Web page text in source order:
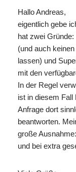
Hallo Andreas,
eigentlich gebe
hat zwei
(und auch
lassen) und
mit den
In der Regel
ist in diesem Fall
Anfrage dort
beantworten.
große
und bei extra